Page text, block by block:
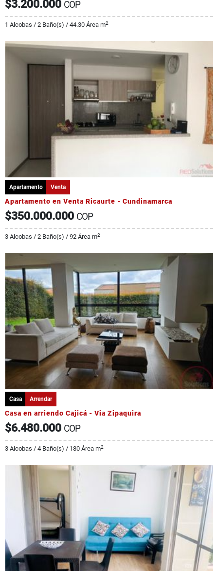
$3.200.000 COP
1 Alcobas / 2 Baño(s) / 44.30 Área m2
Apartamento Venta
Apartamento en Venta Ricaurte - Cundinamarca
$350.000.000 COP
3 Alcobas / 2 Baño(s) / 92 Área m2
Casa Arrendar
Casa en arriendo Cajicá - Via Zipaquira
$6.480.000 COP
3 Alcobas / 4 Baño(s) / 180 Área m2